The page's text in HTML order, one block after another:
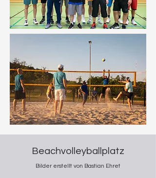
Beachvolleyballplatz
Bilder erstellt von Bastian Ehret